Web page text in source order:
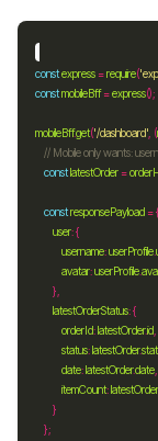
constexpress =require(
constmobileBff =express
mobileBff.get('/dashboard' , (
constlatestOrder =
constresponsePayload =
user:
username:userProfile
avatar:userProfile
latestOrderStatus:
orderId:latestOrder.id
status:latestOrder.
date:latestOrder.date
itemCount:latestOrder